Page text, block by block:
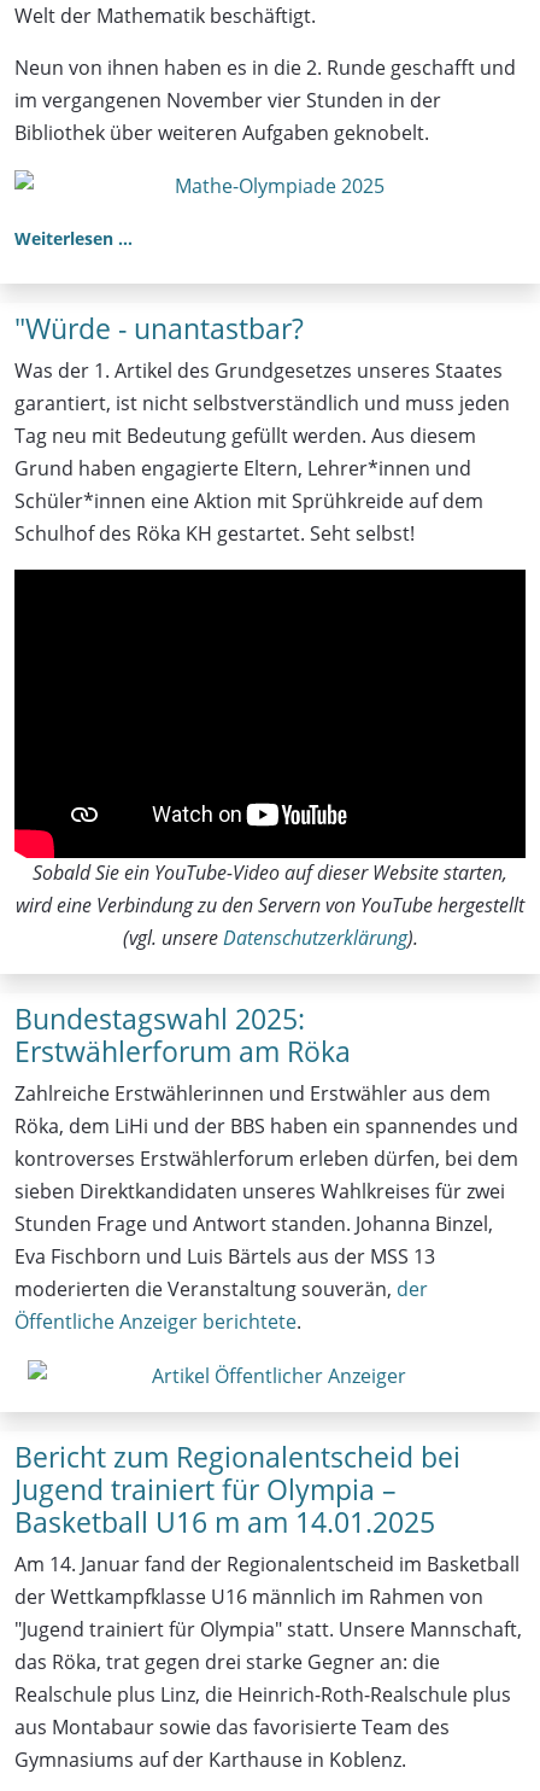
Welt der Mathematik beschäftigt.
Neun von ihnen haben es in die 2. Runde geschafft und
im vergangenen November vier Stunden in der
Bibliothek über weiteren Aufgaben geknobelt.
Weiterlesen …
"Würde - unantastbar?
Was der 1. Artikel des Grundgesetzes unseres Staates
garantiert, ist nicht selbstverständlich und muss jeden
Tag neu mit Bedeutung gefüllt werden. Aus diesem
Grund haben engagierte Eltern, Lehrer*innen und
Schüler*innen eine Aktion mit Sprühkreide auf dem
Schulhof des Röka KH gestartet. Seht selbst!
Sobald Sie ein YouTube-Video auf dieser Website starten,
wird eine Verbindung zu den Servern von YouTube hergestellt
(vgl. unsereDatenschutzerklärung).
Bundestagswahl 2025:
Erstwählerforum am Röka
Zahlreiche Erstwählerinnen und Erstwähler aus dem
Röka, dem LiHi und der BBS haben ein spannendes und
kontroverses Erstwählerforum erleben dürfen, bei dem
sieben Direktkandidaten unseres Wahlkreises für zwei
Stunden Frage und Antwort standen. Johanna Binzel,
Eva Fischborn und Luis Bärtels aus der MSS 13
moderierten die Veranstaltung souverän, der
Öffentliche Anzeiger berichtete.
Bericht zum Regionalentscheid bei
Jugend trainiert für Olympia –
Basketball U16 m am 14.01.2025
Am 14. Januar fand der Regionalentscheid im Basketball
der Wettkampfklasse U16 männlich im Rahmen von
"Jugend trainiert für Olympia" statt. Unsere Mannschaft,
das Röka, trat gegen drei starke Gegner an: die
Realschule plus Linz, die Heinrich-Roth-Realschule plus
aus Montabaur sowie das favorisierte Team des
Gymnasiums auf der Karthause in Koblenz.